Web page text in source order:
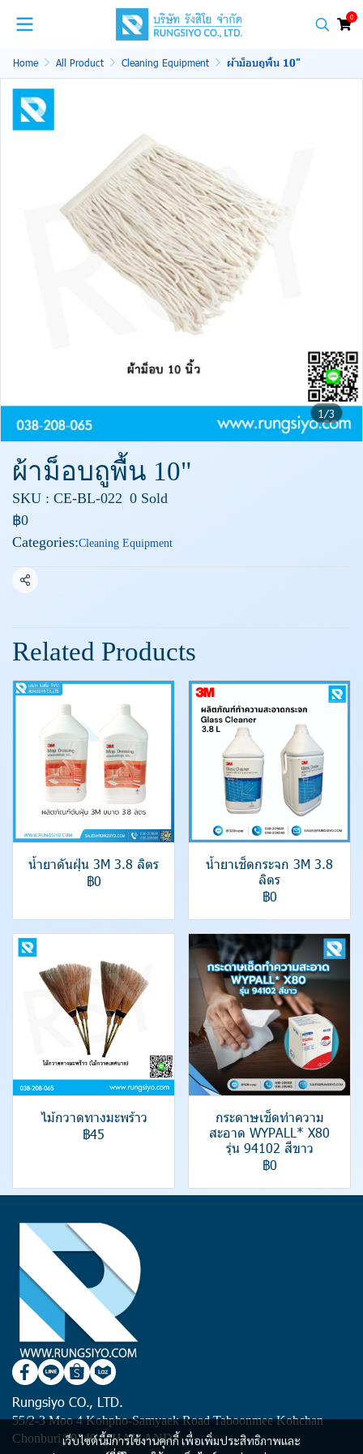
0
Home All Product Cleaning Equipment ผ้าม็อบถูพื้น 10"
1/3
ผ้าม็อบถูพื้น 10"
SKU : CE-BL-022 0 Sold
฿0
Categories:Cleaning Equipment
Share
Related Products
น้ำยาดันฝุ่น 3M 3.8 ลิตร
฿0
น้ำยาเช็ดกระจก 3M 3.8
ลิตร
฿0
ไม้กวาดทางมะพร้าว
฿45
กระดาษเช็ดทำความ
สะอาด WYPALL* X80
รุ่น 94102 สีขาว
฿0
เว็บไซต์นี้มีการใช้งานคุกกี้ เพื่อเพิ่มประสิทธิภาพและ
Rungsiyo CO., LTD.
55/2-3 Moo 4 Kohpho-Samyaek Road Taboonmee Kohchan
Chonburi 20240 (THAILAND)